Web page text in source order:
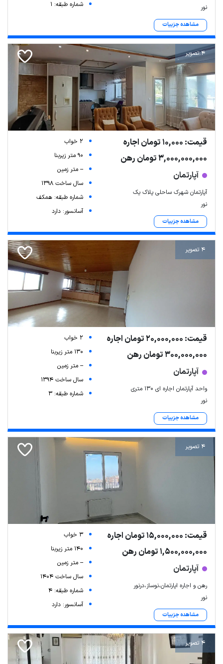
نور
مشاهده جزییات
شماره طبقه: 1
4 تصویر
قیمت: 10,000 تومان اجاره
3,000,000,000 تومان رهن
آپارتمان
آپارتمان شهرک ساحلی پلاک یک
نور
مشاهده جزییات
2 خواب
90 متر زیربنا
-- متر زمین
سال ساخت 1398
شماره طبقه: همکف
آسانسور: دارد
4 تصویر
قیمت: 20,000,000 تومان اجاره
300,000,000 تومان رهن
آپارتمان
واحد آپارتمان اجاره ای ۱۳۰ متری
نور
مشاهده جزییات
2 خواب
130 متر زیربنا
-- متر زمین
سال ساخت 1394
شماره طبقه: 3
4 تصویر
قیمت: 15,000,000 تومان اجاره
1,500,000,000 تومان رهن
آپارتمان
رهن و اجاره‌ اپارتمان،نوساز،درنور
نور
مشاهده جزییات
3 خواب
140 متر زیربنا
-- متر زمین
سال ساخت 1404
شماره طبقه: 4
آسانسور: دارد
4 تصویر